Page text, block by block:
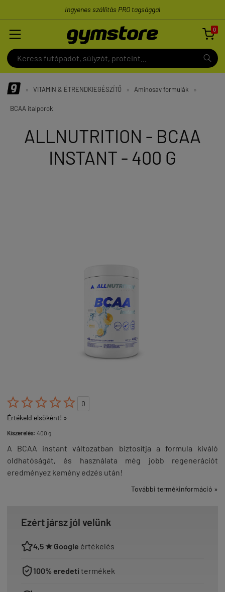
Ingyenes szállítás PRO tagsággal
0

» VITAMIN & ÉTRENDKIEGÉSZÍTŐ » Aminosav formulák »
BCAA italporok
ALLNUTRITION - BCAA
INSTANT - 400 G

0
Értékeld elsőként! »
Kiszerelés: 400 g
A BCAA instant változatban biztosítja a formula kiváló
oldhatóságát, és használata még jobb regenerációt
eredményez kemény edzés után!
További termékinformáció »
Ezért jársz jól velünk
4,5 ★ Google értékelés
100% eredeti termékek